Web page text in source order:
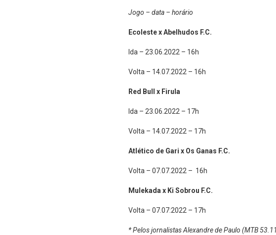
Jogo – data – horário
Ecoleste x Abelhudos F.C.
Ida – 23.06.2022 – 16h
Volta – 14.07.2022 – 16h
Red Bull x Firula
Ida – 23.06.2022 – 17h
Volta – 14.07.2022 – 17h
Atlético de Gari x Os Ganas F.C.
Volta – 07.07.2022 – 16h
Mulekada x Ki Sobrou F.C.
Volta – 07.07:2022 – 17h
* Pelos jornalistas Alexandre de Paulo (MTB